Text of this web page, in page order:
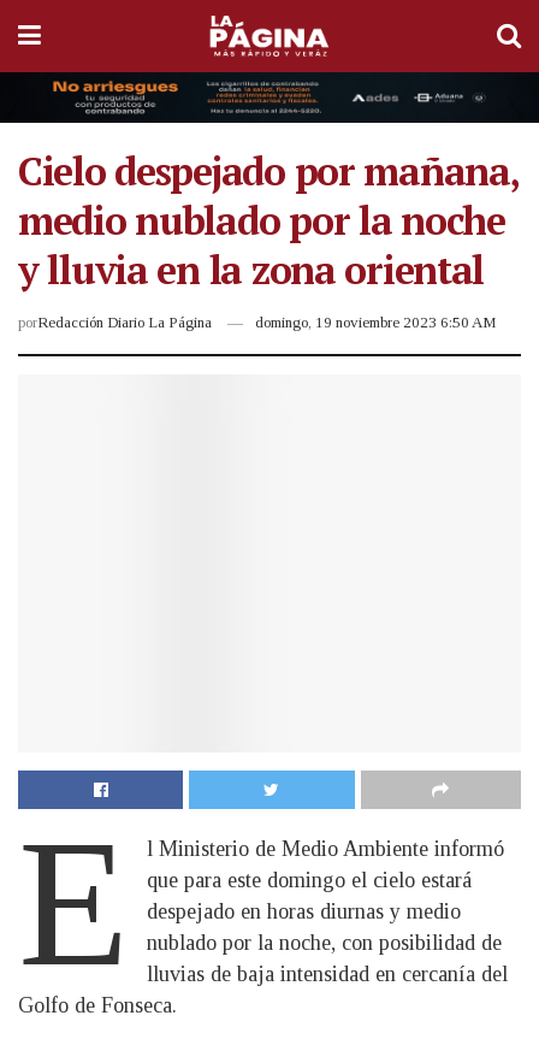
Cielo despejado por mañana,
medio nublado por la noche
y lluvia en la zona oriental
porRedacción Diario La Página domingo, 19 noviembre 2023 6:50 AM
E
l Ministerio de Medio Ambiente informó
que para este domingo el cielo estará
despejado en horas diurnas y medio
nublado por la noche, con posibilidad de
lluvias de baja intensidad en cercanía del
Golfo de Fonseca.